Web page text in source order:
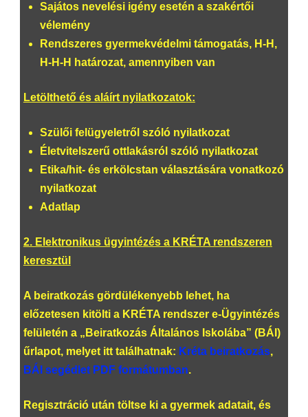
Sajátos nevelési igény esetén a szakértői
vélemény
Rendszeres gyermekvédelmi támogatás, H-H,
H-H-H határozat, amennyiben van
Letölthető és aláírt nyilatkozatok:
Szülői felügyeletről szóló nyilatkozat
Életvitelszerű ottlakásról szóló nyilatkozat
Etika/hit- és erkölcstan választására vonatkozó
nyilatkozat
Adatlap
2. Elektronikus ügyintézés a KRÉTA rendszeren
keresztül
A beiratkozás gördülékenyebb lehet, ha
előzetesen kitölti a KRÉTA rendszer e-Ügyintézés
felületén a „Beiratkozás Általános Iskolába” (BÁI)
űrlapot, melyet itt találhatnak: Kréta beiratkozás,
BÁI segédlet PDF formátumban.
Regisztráció után töltse ki a gyermek adatait, és